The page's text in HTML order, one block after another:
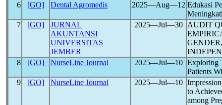
6
[GO] Dental Agromedis 2025―Aug―12 Edukasi
7
[GO]
JURNAL
AKUNTANSI
UNIVERSITAS
JEMBER
2025―Jul―30
AUDIT
8
[GO] NurseLine Journal 2025―Jul―10 Exploring
Patients
9
[GO] NurseLine Journal 2025―Jul―10
to
among